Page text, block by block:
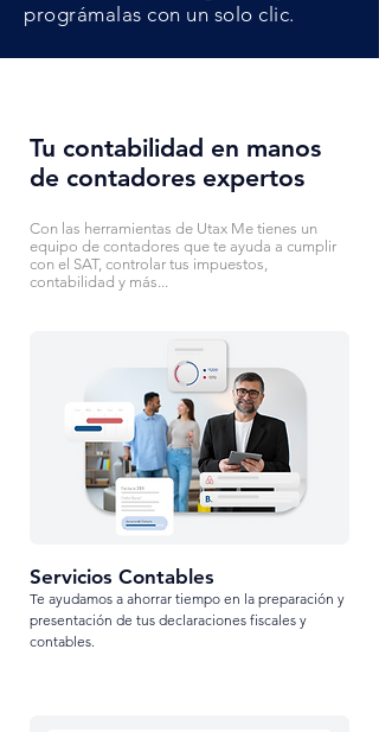
prográmalas con un solo clic.
Tu contabilidad en manos
de contadores expertos
Con las herramientas de Utax Me tienes un
equipo de contadores que te ayuda a cumplir
con el SAT, controlar tus impuestos,
contabilidad y más...
Servicios Contables
Te ayudamos a ahorrar tiempo en la preparación y
presentación de tus declaraciones fiscales y
contables.